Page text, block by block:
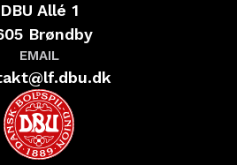
DBU Allé 1
Brøndby
EMAIL